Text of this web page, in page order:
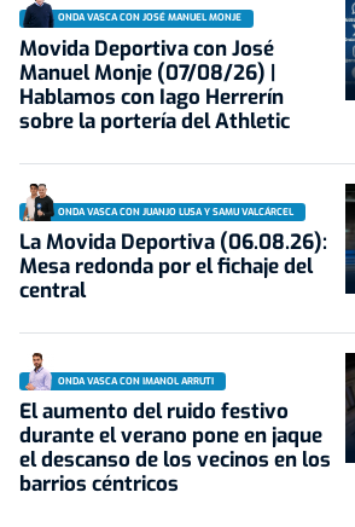
ONDA VASCA CON JOSÉ MANUEL MONJE
Movida Deportiva con José
Manuel Monje (07/08/26) |
Hablamos con Iago Herrerín
sobre la portería del Athletic
ONDA VASCA CON JUANJO LUSA Y SAMU VALCÁRCEL
La Movida Deportiva (06.08.26):
Mesa redonda por el fichaje del
central
ONDA VASCA CON IMANOL ARRUTI
El aumento del ruido festivo
durante el verano pone en jaque
el descanso de los vecinos en los
barrios céntricos